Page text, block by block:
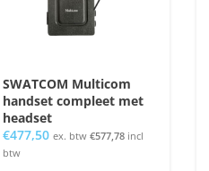
SWATCOM Multicom
handset compleet met
headset
€477,50 ex. btw €577,78incl
btw